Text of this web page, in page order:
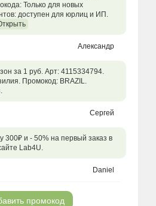
Только для новых
доступен для юрлиц и ИП.
Александр
за 1 руб. Арт: 4115334794.
Промокод: BRAZIL.
Сергей
300₽ и - 50% на первый заказ в
Lab4U.
Daniel
промокод